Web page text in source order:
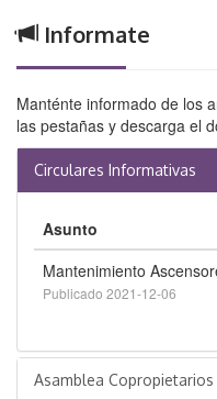
Informate
Manténte informado de los
las pestañas y descarga el
Circulares Informativas
Asunto
Mantenimiento
Publicado 2021-12-06
Asamblea Copropietarios